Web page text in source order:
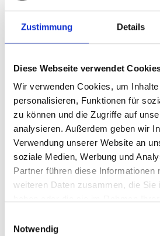
Zustimmung Details
Diese Webseite verwendet
Wir verwenden Cookies, um
personalisieren, Funktionen für
zu können und die Zugriffe auf
analysieren. Außerdem geben wir
Verwendung unserer Website an
soziale Medien, Werbung und
Partner führen diese Informationen
weiteren Daten zusammen, die Sie
Notwendig
Für bestellte Ware verwendete
sein, dem Stand der Technik, den
relevanten Behörden entsprechen.
Sorgfaltspflicht erfolgenden
der Produktion des Lieferanten
erzeugter Waren durch eigene
Handelschemiker sind uns die
Wunsch unverzüglich vorzulegen.
Lieferanten mindestens 3 Jahre
Haltbarkeitsdatums der
aufzubewahren.
Lieferant verpflichtet, ein